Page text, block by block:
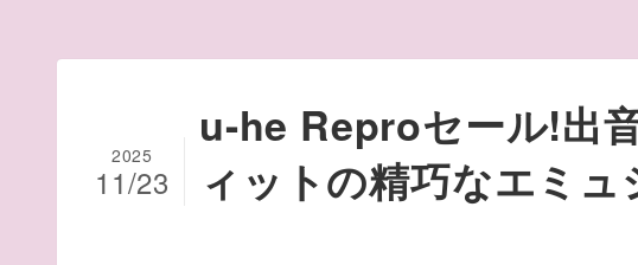
u-he Reproセール!出
ィットの精巧なエミュ
2025
11/23